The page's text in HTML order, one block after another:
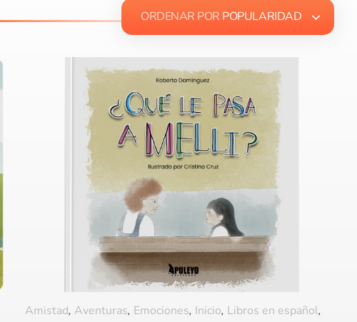
ORDENAR POR POPULARIDAD
Amistad, Aventuras, Emociones, Inicio, Libros en español,